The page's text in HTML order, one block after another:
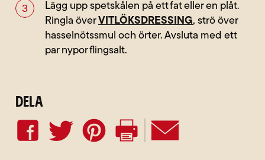
Lägg upp spetskålen på ett fat eller en plåt.
Ringla överVITLÖKSDRESSING, strö över
hasselnötssmul och örter. Avsluta med ett
par nypor flingsalt.
Dela